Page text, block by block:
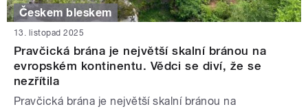
Českem bleskem
13. listopad 2025
Pravčická brána je největší skalní bránou na
evropském kontinentu. Vědci se diví, že se
nezřítila
Pravčická brána je největší skalní bránou na